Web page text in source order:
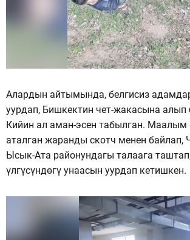
Алардын айтымында, белгисиз
уурдап, Бишкектин чет-жакасына
Кийин ал аман-эсен табылган. Маалым
аталган жаранды скотч менен байлап,
Ысык-Ата районундагы талаага
үлгүсүндөгү унаасын уурдап кетишкен.